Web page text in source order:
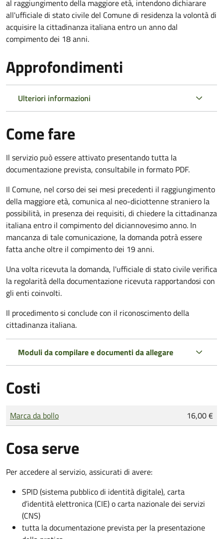
al raggiungimento della maggiore età, intendono dichiarare
all'ufficiale di stato civile del Comune di residenza la volontà di
acquisire la cittadinanza italiana entro un anno dal
compimento dei 18 anni.
Approfondimenti
Ulteriori informazioni
Come fare
Il servizio può essere attivato presentando tutta la
documentazione prevista, consultabile in formato PDF.
Il Comune, nel corso dei sei mesi precedenti il raggiungimento
della maggiore età, comunica al neo-diciottenne straniero la
possibilità, in presenza dei requisiti, di chiedere la cittadinanza
italiana entro il compimento del diciannovesimo anno. In
mancanza di tale comunicazione, la domanda potrà essere
fatta anche oltre il compimento dei 19 anni.
Una volta ricevuta la domanda, l'ufficiale di stato civile verifica
la regolarità della documentazione ricevuta rapportandosi con
gli enti coinvolti.
Il procedimento si conclude con il riconoscimento della
cittadinanza italiana.
Moduli da compilare e documenti da allegare
Costi
Tipo di pagamento
Importo
Marca da bollo 16,00 €
Cosa serve
Per accedere al servizio, assicurati di avere:
SPID (sistema pubblico di identità digitale), carta
d’identità elettronica (CIE) o carta nazionale dei servizi
(CNS)
tutta la documentazione prevista per la presentazione